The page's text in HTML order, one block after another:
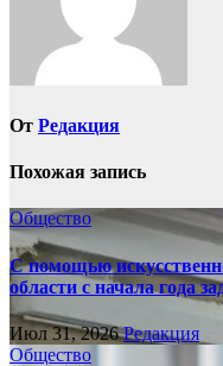
От Редакция
Похожая запись
Общество
С помощью
области с начала года
Июл 31, 2026Редакция
Общество